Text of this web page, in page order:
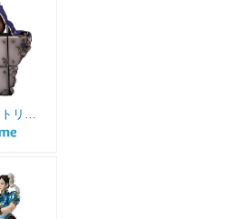
カプコン ストリートファイター 春麗 フィギュア 1/6スケール 塗装済み完成品